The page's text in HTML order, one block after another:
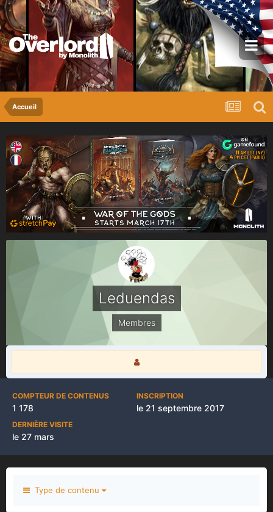
Accueil
Leduendas
Membres
COMPTEUR DE CONTENUS
1 178
INSCRIPTION
le 21 septembre 2017
DERNIÈRE VISITE
le 27 mars
Type de contenu